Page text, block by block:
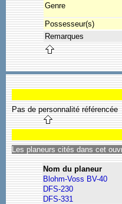
Genre
Possesseur(s)
Remarques
Pas de personnalité référencée
Les planeurs cités dans cet
Nom du planeur
Blohm-Voss BV-40
DFS-230
DFS-331